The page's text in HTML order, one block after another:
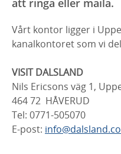
att ringa eller maila.
Vårt kontor ligger i
kanalkontoret som vi
VISIT DALSLAND
Nils Ericsons väg 1,
464 72 HÅVERUD
Tel: 0771-505070
E-post: